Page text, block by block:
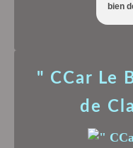
bien
" CCar Le
de